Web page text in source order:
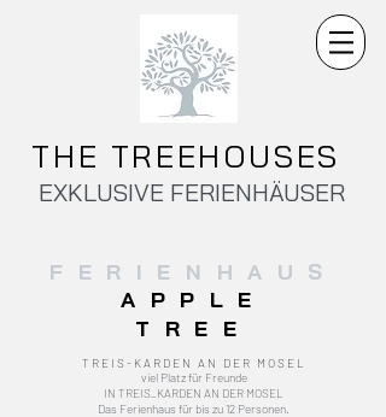
THE TREEHOUSES
EXKLUSIVE FERIENHÄUSER
FERIENHAUS
APPLE
TREE
TREIS-KARDEN AN DER MOSEL
viel Platz für Freunde
IN TREIS_KARDEN AN DER MOSEL
Das Ferienhaus für bis zu 12 Personen.